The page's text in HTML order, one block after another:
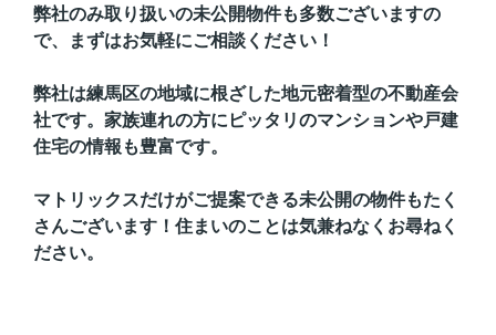
弊社のみ取り扱いの未公開物件も多数ございますの
で、まずはお気軽にご相談ください！
弊社は練馬区の地域に根ざした地元密着型の不動産会
社です。家族連れの方にピッタリのマンションや戸建
住宅の情報も豊富です。
マトリックスだけがご提案できる未公開の物件もたく
さんございます！住まいのことは気兼ねなくお尋ねく
ださい。